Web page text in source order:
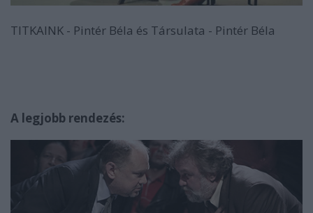
TITKAINK - Pintér Béla és Társulata - Pintér Béla
A legjobb rendezés: